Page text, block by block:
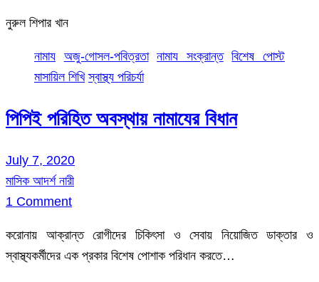
নুরুল শিপার খান
নামায অজু-গোসল-পবিত্রতা নামায সংক্রান্ত বিশেষ পোস্ট
মাসায়িল শিখি স্বাস্থ্য পরিচর্যা
পিপিই পরিহিত অবস্থায় নামাযের বিধান
July 7, 2020
মাসিক আদর্শ নারী
1 Comment
করোনায় আক্রান্ত রোগীদের চিকিৎসা ও সেবায় নিয়োজিত ডাক্তার ও
স্বাস্থ্যকর্মীদের এক প্রকার বিশেষ পোশাক পরিধান করতে…